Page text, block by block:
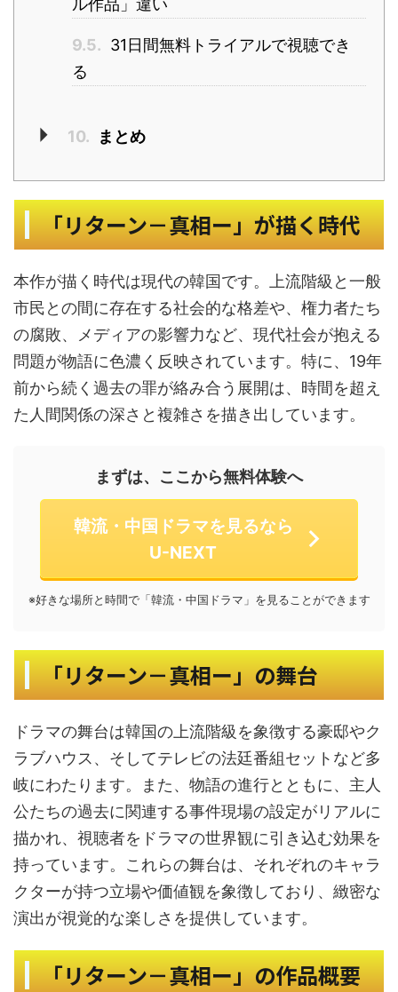
9.5. 31日間無料トライアルで視聴でき
る
10. まとめ
「リターン－真相ー」が描く時代
本作が描く時代は現代の韓国です。上流階級と一般
市民との間に存在する社会的な格差や、権力者たち
の腐敗、メディアの影響力など、現代社会が抱える
問題が物語に色濃く反映されています。特に、19年
前から続く過去の罪が絡み合う展開は、時間を超え
た人間関係の深さと複雑さを描き出しています。
まずは、ここから無料体験へ
韓流・中国ドラマを見るなら
U-NEXT
※好きな場所と時間で「韓流・中国ドラマ」を見ることができます
「リターン－真相ー」の舞台
ドラマの舞台は韓国の上流階級を象徴する豪邸やク
ラブハウス、そしてテレビの法廷番組セットなど多
岐にわたります。また、物語の進行とともに、主人
公たちの過去に関連する事件現場の設定がリアルに
描かれ、視聴者をドラマの世界観に引き込む効果を
持っています。これらの舞台は、それぞれのキャラ
クターが持つ立場や価値観を象徴しており、緻密な
演出が視覚的な楽しさを提供しています。
「リターン－真相ー」の作品概要